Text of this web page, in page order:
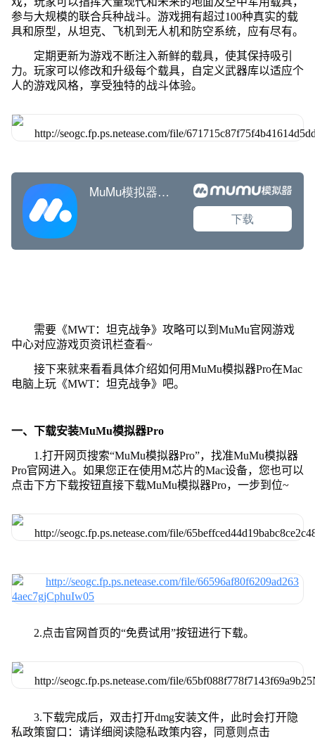
参与大规模的联合兵种战斗。游戏拥有超过100种真实的载
具和原型，从坦克、飞机到无人机和防空系统，应有尽有。
定期更新为游戏不断注入新鲜的载具，使其保持吸引
力。玩家可以修改和升级每个载具，自定义武器库以适应个
人的游戏风格，享受独特的战斗体验。
需要《MWT：坦克战争》攻略可以到MuMu官网游戏
中心对应游戏页资讯栏查看~
接下来就来看看具体介绍如何用MuMu模拟器Pro在Mac
电脑上玩《MWT：坦克战争》吧。
一、下载安装MuMu模拟器Pro
1.打开网页搜索“MuMu模拟器Pro”，找准MuMu模拟器
Pro官网进入。如果您正在使用M芯片的Mac设备，您也可以
点击下方下载按钮直接下载MuMu模拟器Pro，一步到位~
2.点击官网首页的“免费试用”按钮进行下载。
3.下载完成后，双击打开dmg安装文件，此时会打开隐
私政策窗口：请详细阅读隐私政策内容，同意则点击